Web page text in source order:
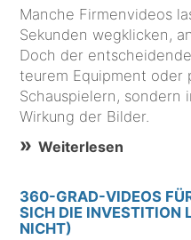
Manche Firmenvideos
Sekunden wegklicken,
Doch der
teurem Equipment oder
Schauspielern, sondern
Wirkung der Bilder.
Weiterlesen
360-GRAD-VIDEOS
SICH DIE INVESTITION
NICHT)